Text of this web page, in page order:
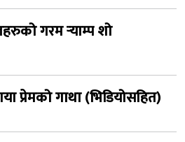
गरम र्‍याम्प शो
प्रेमको गाथा (भिडियोसहित)